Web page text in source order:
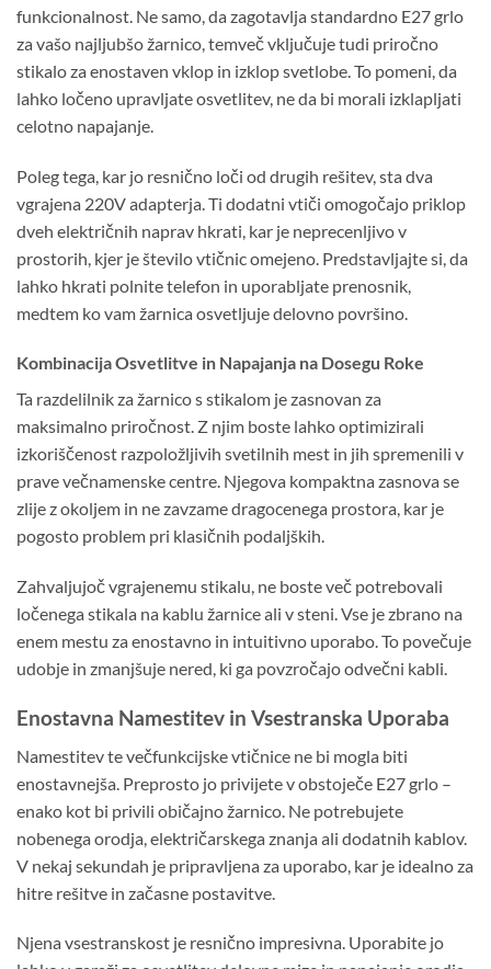
funkcionalnost. Ne samo, da zagotavlja standardno E27 grlo
za vašo najljubšo žarnico, temveč vključuje tudi priročno
stikalo za enostaven vklop in izklop svetlobe. To pomeni, da
lahko ločeno upravljate osvetlitev, ne da bi morali izklapljati
celotno napajanje.
Poleg tega, kar jo resnično loči od drugih rešitev, sta dva
vgrajena 220V adapterja. Ti dodatni vtiči omogočajo priklop
dveh električnih naprav hkrati, kar je neprecenljivo v
prostorih, kjer je število vtičnic omejeno. Predstavljajte si, da
lahko hkrati polnite telefon in uporabljate prenosnik,
medtem ko vam žarnica osvetljuje delovno površino.
Kombinacija Osvetlitve in Napajanja na Dosegu Roke
Ta razdelilnik za žarnico s stikalom je zasnovan za
maksimalno priročnost. Z njim boste lahko optimizirali
izkoriščenost razpoložljivih svetilnih mest in jih spremenili v
prave večnamenske centre. Njegova kompaktna zasnova se
zlije z okoljem in ne zavzame dragocenega prostora, kar je
pogosto problem pri klasičnih podaljških.
Zahvaljujoč vgrajenemu stikalu, ne boste več potrebovali
ločenega stikala na kablu žarnice ali v steni. Vse je zbrano na
enem mestu za enostavno in intuitivno uporabo. To povečuje
udobje in zmanjšuje nered, ki ga povzročajo odvečni kabli.
Enostavna Namestitev in Vsestranska Uporaba
Namestitev te večfunkcijske vtičnice ne bi mogla biti
enostavnejša. Preprosto jo privijete v obstoječe E27 grlo –
enako kot bi privili običajno žarnico. Ne potrebujete
nobenega orodja, električarskega znanja ali dodatnih kablov.
V nekaj sekundah je pripravljena za uporabo, kar je idealno za
hitre rešitve in začasne postavitve.
Njena vsestranskost je resnično impresivna. Uporabite jo